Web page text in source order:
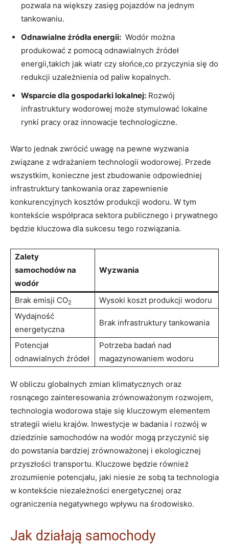
pozwala na większy zasięg pojazdów na jednym
tankowaniu.
Odnawialne źródła energii: ⁢ Wodór‍ można
produkować z pomocą odnawialnych źródeł
energii,takich jak wiatr czy⁢ słońce,co przyczynia się⁣ do
redukcji uzależnienia od paliw kopalnych.
Wsparcie⁢ dla gospodarki lokalnej: Rozwój
infrastruktury wodorowej może stymulować ⁤lokalne⁢
rynki pracy oraz ⁤innowacje technologiczne.
Warto jednak‌ zwrócić‍ uwagę ⁤na pewne wyzwania
związane z⁣ wdrażaniem technologii wodorowej. Przede
wszystkim, konieczne jest zbudowanie odpowiedniej
‍infrastruktury⁣ tankowania oraz zapewnienie
konkurencyjnych kosztów produkcji wodoru.⁢ W tym
⁢kontekście współpraca sektora publicznego i prywatnego
będzie kluczowa⁤ dla sukcesu tego‌ rozwiązania.
Zalety ​
samochodów‌ na
wodór
Wyzwania
Brak ⁢emisji CO2
Wysoki koszt produkcji wodoru
Wydajność
energetyczna
Brak infrastruktury tankowania
Potencjał‌
odnawialnych ‍źródeł
Potrzeba ⁢badań nad
magazynowaniem wodoru
W obliczu globalnych zmian klimatycznych ⁤oraz
rosnącego‍ zainteresowania zrównoważonym rozwojem,⁢
technologia wodorowa ⁣staje się kluczowym elementem
strategii wielu krajów. Inwestycje ‍w ‌badania i ‌rozwój w‍
dziedzinie samochodów na wodór ‌mogą przyczynić się
do powstania bardziej ‌zrównoważonej i ekologicznej
przyszłości transportu. Kluczowe będzie‌ również
zrozumienie potencjału, jaki niesie ze ⁢sobą ta ​technologia
w ​kontekście niezależności energetycznej oraz
ograniczenia ​negatywnego⁢ wpływu na⁤ środowisko.
Jak działają ⁣samochody